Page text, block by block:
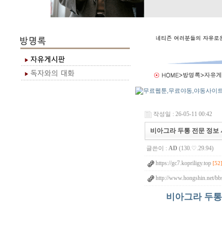
작성일 : 26-05-11 00:42
비아그라 두통 전문 정보
글쓴이 : AD (130.♡.29.94)
https://gc7.kopriligy.top [52]
http://www.hongshin.net/
비아그라 두